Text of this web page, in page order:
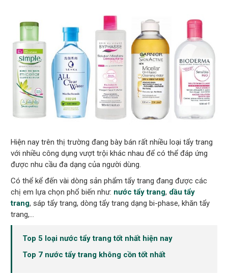
Hiện nay trên thị trường đang bày bán rất nhiều loại tẩy trang
với nhiều công dụng vượt trội khác nhau để có thể đáp ứng
được nhu cầu đa dạng của người dùng.
Có thể kể đến vài dòng sản phẩm tẩy trang đang được các
chị em lựa chọn phổ biến như: nước tẩy trang, dầu tẩy
trang, sáp tẩy trang, dòng tẩy trang dạng bi-phase, khăn tẩy
trang,…
Top 5 loại nước tẩy trang tốt nhất hiện nay
Top 7 nước tẩy trang không cồn tốt nhất